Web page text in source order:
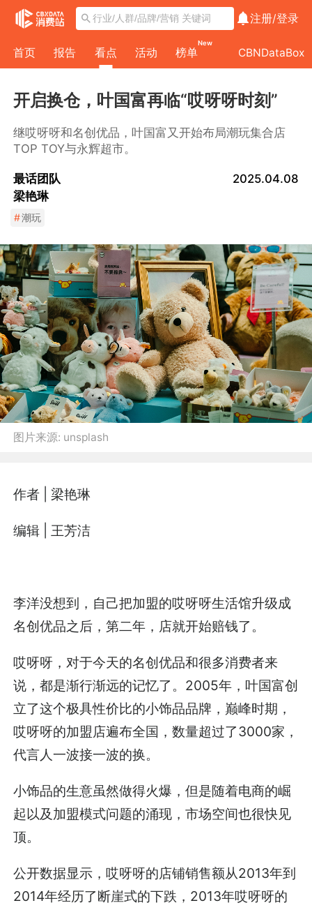
注册/登录
首页 报告 看点 活动 榜单
New
CBNDataBox
开启换仓，叶国富再临“哎呀呀时刻”
继哎呀呀和名创优品，叶国富又开始布局潮玩集合店
TOP TOY与永辉超市。
最话团队
梁艳琳
2025.04.08
#潮玩
图片来源: unsplash
作者 | 梁艳琳
编辑 | 王芳洁
李洋没想到，自己把加盟的哎呀呀生活馆升级成
名创优品之后，第二年，店就开始赔钱了。
哎呀呀，对于今天的名创优品和很多消费者来
说，都是渐行渐远的记忆了。2005年，叶国富创
立了这个极具性价比的小饰品品牌，巅峰时期，
哎呀呀的加盟店遍布全国，数量超过了3000家，
代言人一波接一波的换。
小饰品的生意虽然做得火爆，但是随着电商的崛
起以及加盟模式问题的涌现，市场空间也很快见
顶。
公开数据显示，哎呀呀的店铺销售额从2013年到
2014年经历了断崖式的下跌，2013年哎呀呀的